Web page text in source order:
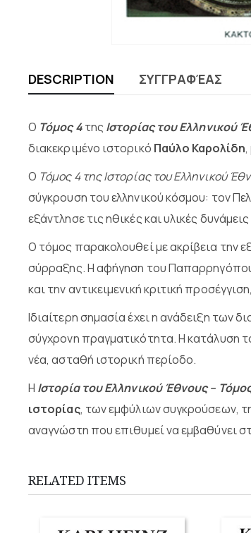
DESCRIPTION ΣΥΓΓΡΑΦΈΑΣ
Ο Τόμος 4της Ιστορίας του Ελληνικού
διακεκριμένο ιστορικό Παύλο Καρολίδη,
Ο Τόμος 4 της Ιστορίας του Ελληνικού
σύγκρουση του ελληνικού κόσμου: τον
εξάντλησε τις ηθικές και υλικές
Ο τόμος παρακολουθεί με ακρίβεια την
σύρραξης. Η αφήγηση του
και την αντικειμενική κριτική
Ιδιαίτερη σημασία έχει η ανάδειξη των
σύγχρονη πραγματικότητα. Η κατάλυση
νέα, ασταθή ιστορική περίοδο.
Η Ιστορία του Ελληνικού Έθνους –
ιστορίας, των εμφύλιων συγκρούσεων,
αναγνώστη που επιθυμεί να εμβαθύνει
RELATED ITEMS